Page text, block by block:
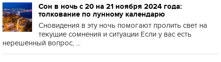
Сон в ночь с 20 на 21 ноября 2024 года:
толкование по лунному календарю
Сновидения в эту ночь помогают пролить свет на
текущие сомнения и ситуации Если у вас есть
нерешённый вопрос, ...